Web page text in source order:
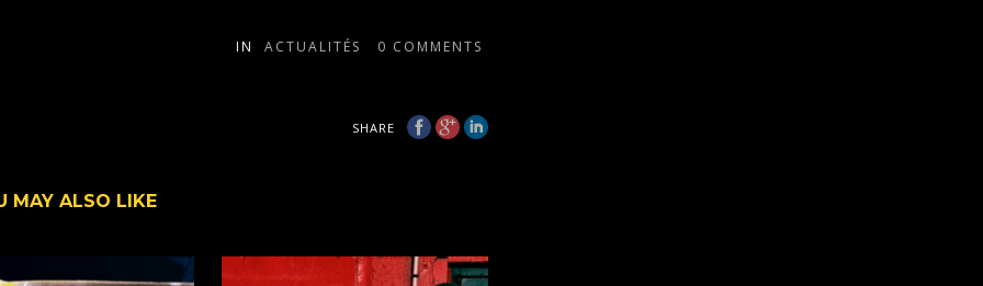
IN ACTUALITÉS 0 COMMENTS
SHARE
MAY ALSO LIKE